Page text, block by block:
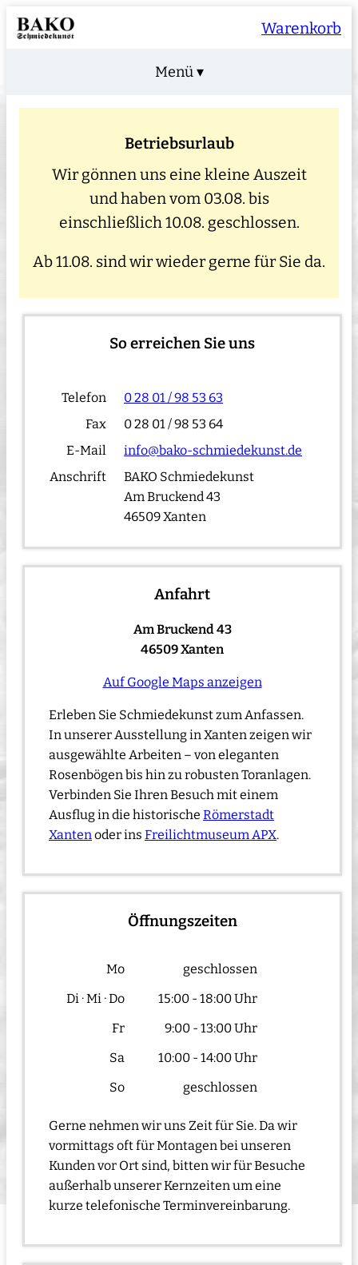
Warenkorb
Menü ▾
Betriebsurlaub
Wir gönnen uns eine kleine Auszeit
und haben vom 03.08. bis
einschließlich 10.08. geschlossen.
Ab 11.08. sind wir wieder gerne für Sie da.
So erreichen Sie uns
Telefon
0 28 01 / 98 53 63
Fax
0 28 01 / 98 53 64
E-Mail
info@bako-schmiedekunst.de
Anschrift
BAKO Schmiedekunst
Am Bruckend 43
46509 Xanten
Anfahrt
Am Bruckend 43
46509 Xanten
Auf Google Maps anzeigen
Erleben Sie Schmiedekunst zum Anfassen.
In unserer Ausstellung in Xanten zeigen wir
ausgewählte Arbeiten – von eleganten
Rosenbögen bis hin zu robusten Toranlagen.
Verbinden Sie Ihren Besuch mit einem
Ausflug in die historische Römerstadt
Xanten oder ins Freilichtmuseum APX.
Öffnungszeiten
Mo
geschlossen
Di · Mi · Do
15:00 - 18:00 Uhr
Fr
9:00 - 13:00 Uhr
Sa
10:00 - 14:00 Uhr
So
geschlossen
Gerne nehmen wir uns Zeit für Sie. Da wir
vormittags oft für Montagen bei unseren
Kunden vor Ort sind, bitten wir für Besuche
außerhalb unserer Kernzeiten um eine
kurze telefonische Terminvereinbarung.